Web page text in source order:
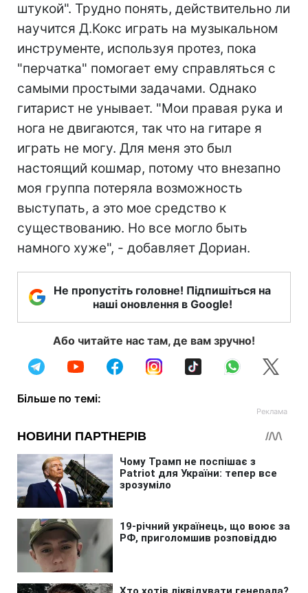
штукой". Трудно понять, действительно ли
научится Д.Кокс играть на музыкальном
инструменте, используя протез, пока
"перчатка" помогает ему справляться с
самыми простыми задачами. Однако
гитарист не унывает. "Мои правая рука и
нога не двигаются, так что на гитаре я
играть не могу. Для меня это был
настоящий кошмар, потому что внезапно
моя группа потеряла возможность
выступать, а это мое средство к
существованию. Но все могло быть
намного хуже", - добавляет Дориан.
Не пропустіть головне! Підпишіться на
наші оновлення в Google!
Або читайте нас там, де вам зручно!
Більше по темі: